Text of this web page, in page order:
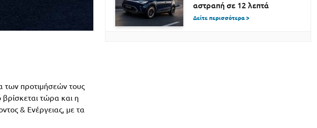
των προτιμήσεών τους
βρίσκεται τώρα και η
& Ενέργειας, με τα
αστραπή σε 12 λεπτά
Δείτε περισσότερα >